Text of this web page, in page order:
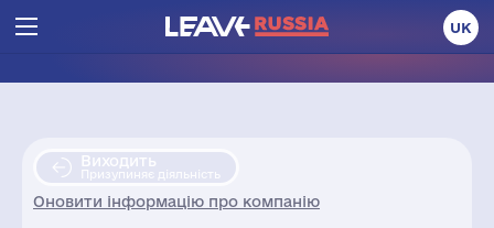
UK
Виходить
Призупиняє діяльність
Оновити інформацію про компанію